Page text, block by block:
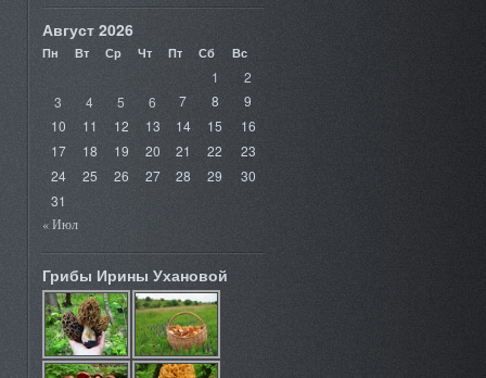
Август 2026
Пн Вт Ср Чт Пт Сб Вс
1
2
3
4 5 6 7 8
9
10
11 12 13 14 15
16
17
18 19 20 21 22
23
24
25 26 27 28 29
30
31
« Июл
Грибы Ирины Ухановой